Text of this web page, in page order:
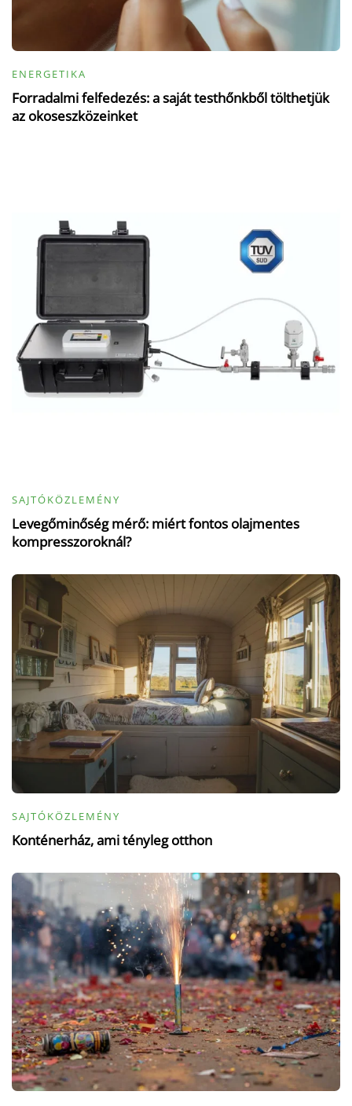
ENERGETIKA
Forradalmi felfedezés: a saját testhőnkből tölthetjük
az okoseszközeinket
SAJTÓKÖZLEMÉNY
Levegőminőség mérő: miért fontos olajmentes
kompresszoroknál?
SAJTÓKÖZLEMÉNY
Konténerház, ami tényleg otthon